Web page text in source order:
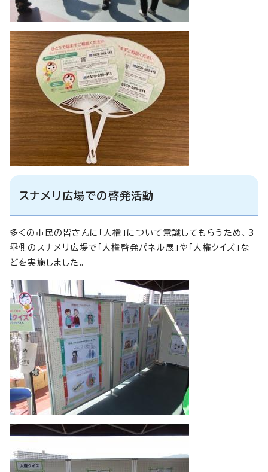
スナメリ広場での啓発活動
多くの市民の皆さんに「人権」について意識してもらうため、3
塁側のスナメリ広場で「人権啓発パネル展」や「人権クイズ」な
どを実施しました。